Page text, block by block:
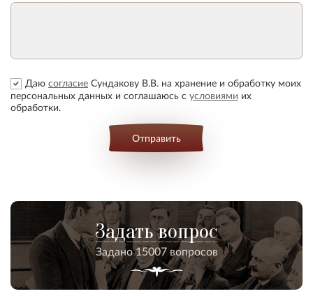
Даю согласие Сундакову В.В. на хранение и обработку моих
персональных данных и соглашаюсь с условиями их
обработки.
Отправить
Задать вопрос
Задано 15007 вопросов